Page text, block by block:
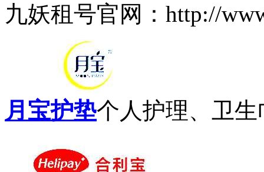
九妖租号官网：http://
月宝护垫个人护理、卫生